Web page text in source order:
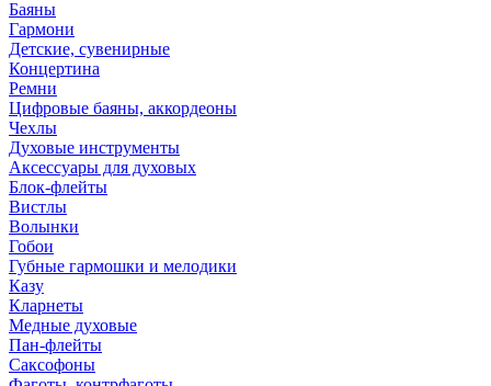
Баяны
Гармони
Детские, сувенирные
Концертина
Ремни
Цифровые баяны, аккордеоны
Чехлы
Духовые инструменты
Аксессуары для духовых
Блок-флейты
Вистлы
Волынки
Гобои
Губные гармошки и мелодики
Казу
Кларнеты
Медные духовые
Пан-флейты
Саксофоны